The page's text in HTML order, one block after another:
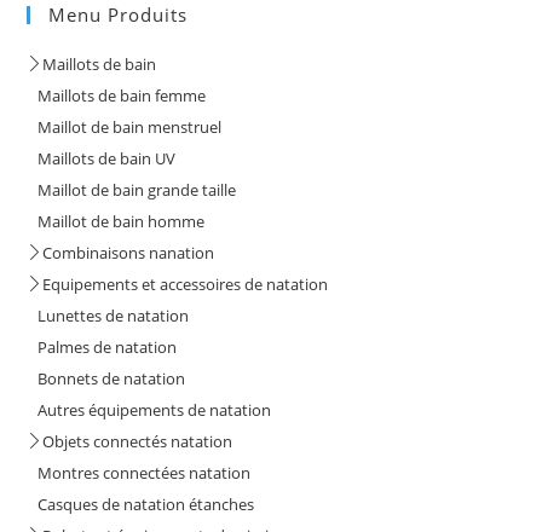
Menu Produits
Maillots de bain
Maillots de bain femme
Maillot de bain menstruel
Maillots de bain UV
Maillot de bain grande taille
Maillot de bain homme
Combinaisons nanation
Equipements et accessoires de natation
Lunettes de natation
Palmes de natation
Bonnets de natation
Autres équipements de natation
Objets connectés natation
Montres connectées natation
Casques de natation étanches